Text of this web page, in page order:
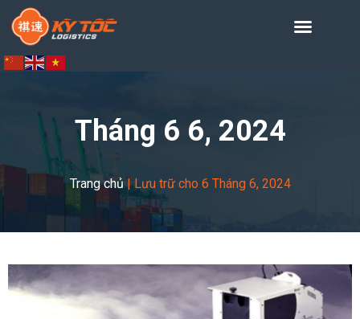
Tháng 6 6, 2024
Trang chủ|Lưu trữ cho 6 Tháng 6, 2024